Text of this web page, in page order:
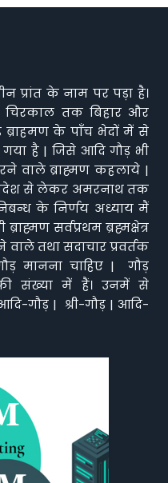
प्रांत के नाम पर पड़ा है।
चिरकाल तक बिहार और
ब्राहमण के पाँच भेदों में से
है | जिसे आदि गौड़ भी
वाले ब्राह्मण कहलाये |
से लेकर अमरनाथ तक
के निर्णय अध्याय मैं
सर्वप्रथम ब्रह्मक्षेत्र
तथा सदाचार प्रवर्तक
मानना चाहिए | गौड़
संख्या में हैं। उनमें से
गौड़ | श्री-गौड़ | आदि-